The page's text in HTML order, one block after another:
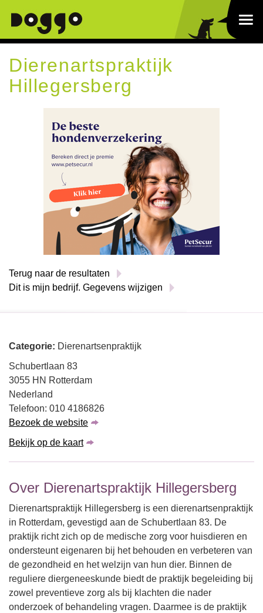
Dierenartspraktijk
Hillegersberg
Terug naar de resultaten
Dit is mijn bedrijf. Gegevens wijzigen
Categorie: Dierenartsenpraktijk
Schubertlaan 83
3055 HN Rotterdam
Nederland
Telefoon: 010 4186826
Bezoek de website
Bekijk op de kaart
Over Dierenartspraktijk Hillegersberg
Dierenartspraktijk Hillegersberg is een dierenartsenpraktijk
in Rotterdam, gevestigd aan de Schubertlaan 83. De
praktijk richt zich op de medische zorg voor huisdieren en
ondersteunt eigenaren bij het behouden en verbeteren van
de gezondheid en het welzijn van hun dier. Binnen de
reguliere diergeneeskunde biedt de praktijk begeleiding bij
zowel preventieve zorg als bij klachten die nader
onderzoek of behandeling vragen. Daarmee is de praktijk